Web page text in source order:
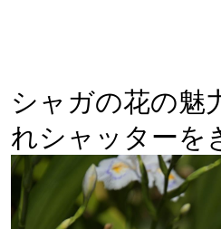
シャガの花の魅
れシャッターを